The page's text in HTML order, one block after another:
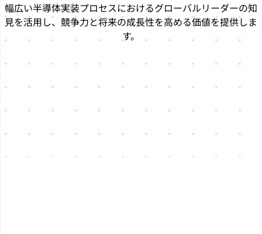
幅広い半導体実装プロセスにおけるグローバルリーダーの知
見を活用し、競争力と将来の成長性を高める価値を提供しま
す。